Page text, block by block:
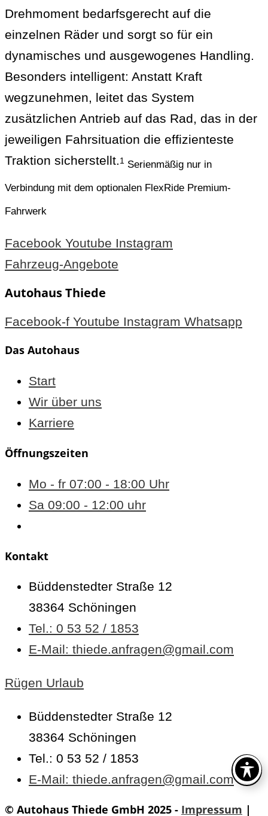
Drehmoment bedarfsgerecht auf die
einzelnen Räder und sorgt so für ein
dynamisches und ausgewogenes Handling.
Besonders intelligent: Anstatt Kraft
wegzunehmen, leitet das System
zusätzlichen Antrieb auf das Rad, das in der
jeweiligen Fahrsituation die effizienteste
Traktion sicherstellt.1 Serienmäßig nur in
Verbindung mit dem optionalen FlexRide Premium-
Fahrwerk
Facebook Youtube Instagram
Fahrzeug-Angebote
Autohaus Thiede
Facebook-f Youtube Instagram Whatsapp
Das Autohaus
Start
Wir über uns
Karriere
Öffnungszeiten
Mo - fr 07:00 - 18:00 Uhr
Sa 09:00 - 12:00 uhr
Kontakt
Büddenstedter Straße 12
38364 Schöningen
Tel.: 0 53 52 / 1853
E-Mail: thiede.anfragen@gmail.com
Rügen Urlaub
Büddenstedter Straße 12
38364 Schöningen
Tel.: 0 53 52 / 1853
E-Mail: thiede.anfragen@gmail.com
© Autohaus Thiede GmbH 2025 - Impressum |